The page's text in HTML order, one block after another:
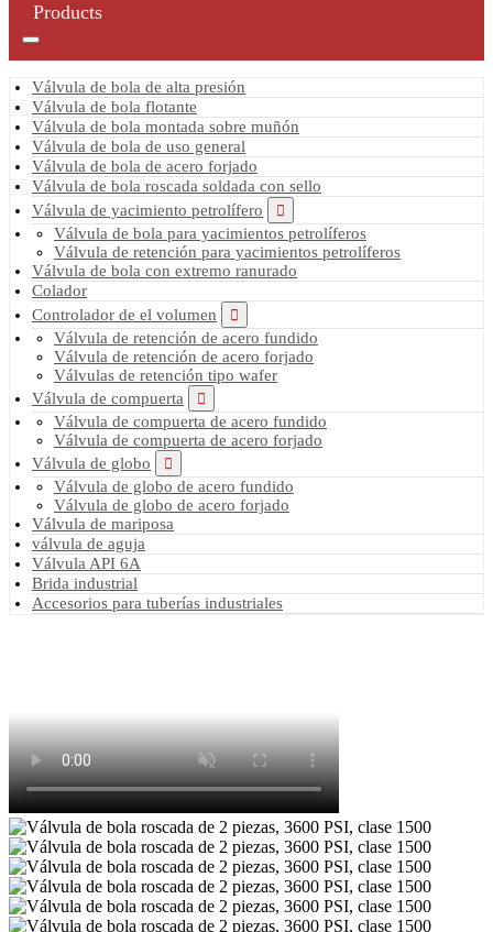
Products
Válvula de bola de alta presión
Válvula de bola flotante
Válvula de bola montada sobre muñón
Válvula de bola de uso general
Válvula de bola de acero forjado
Válvula de bola roscada soldada con sello
Válvula de yacimiento petrolífero
Válvula de bola para yacimientos petrolíferos
Válvula de retención para yacimientos petrolíferos
Válvula de bola con extremo ranurado
Colador
Controlador de el volumen
Válvula de retención de acero fundido
Válvula de retención de acero forjado
Válvulas de retención tipo wafer
Válvula de compuerta
Válvula de compuerta de acero fundido
Válvula de compuerta de acero forjado
Válvula de globo
Válvula de globo de acero fundido
Válvula de globo de acero forjado
Válvula de mariposa
válvula de aguja
Válvula API 6A
Brida industrial
Accesorios para tuberías industriales